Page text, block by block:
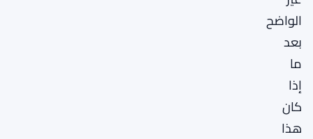
الواضح
بعد
ما
إذا
كان
هذا